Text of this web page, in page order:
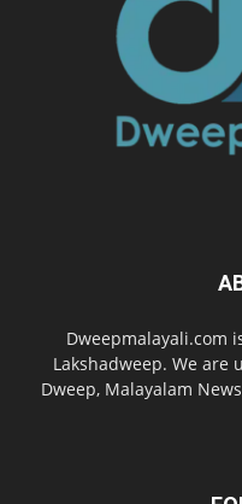
Dweepmalayali.com
Lakshadweep. We are
Dweep, Malayalam